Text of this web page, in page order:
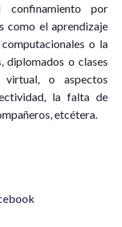
confinamiento por
como el aprendizaje
o la
diplomados o clases
o aspectos
la falta de
etcétera.